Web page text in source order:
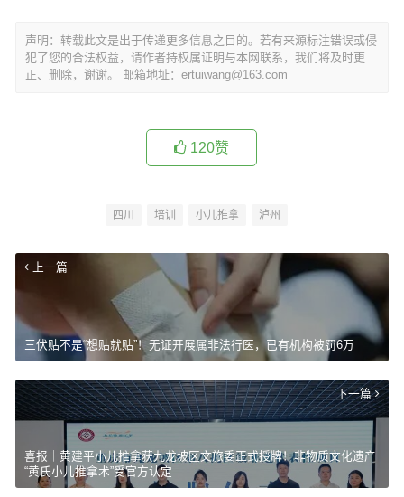
声明：转载此文是出于传递更多信息之目的。若有来源标注错误或侵
犯了您的合法权益，请作者持权属证明与本网联系，我们将及时更
正、删除，谢谢。 邮箱地址：ertuiwang@163.com
120赞
四川 培训 小儿推拿 泸州
上一篇
三伏贴不是“想贴就贴”！无证开展属非法行医，已有机构被罚6万
下一篇
喜报｜黄建平小儿推拿获九龙坡区文旅委正式授牌！非物质文化遗产
“黄氏小儿推拿术”受官方认定